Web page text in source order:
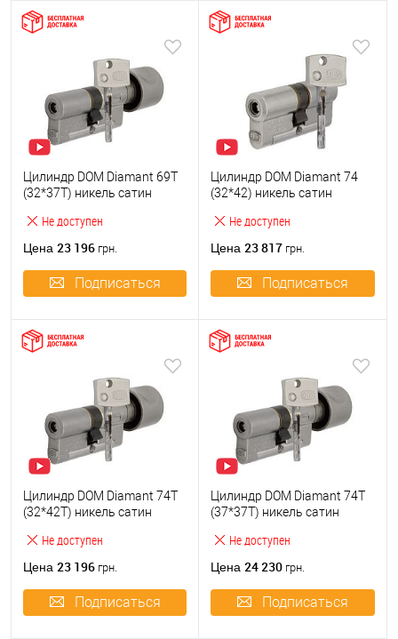
Не доступен
Цилиндр DOM Diamant 69T
(32*37T) никель сатин
Цена 23 196 грн.
Подписаться
Не доступен
Цилиндр DOM Diamant 74
(32*42) никель сатин
Цена 23 817 грн.
Подписаться
Не доступен
Цилиндр DOM Diamant 74T
(32*42T) никель сатин
Цена 23 196 грн.
Подписаться
Не доступен
Цилиндр DOM Diamant 74T
(37*37T) никель сатин
Цена 24 230 грн.
Подписаться